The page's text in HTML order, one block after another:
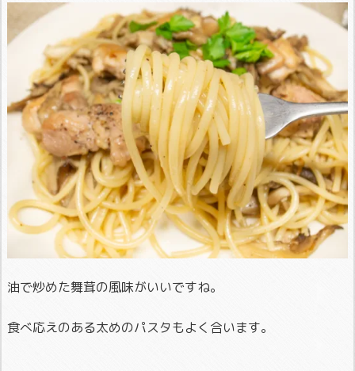
油で炒めた舞茸の風味がいいですね。
食べ応えのある太めのパスタもよく合います。